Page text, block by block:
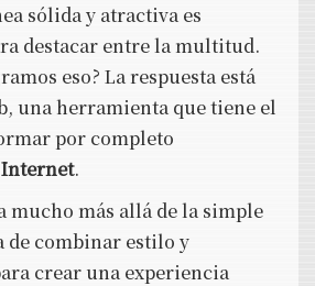
sólida y atractiva es
destacar entre la multitud.
eso? La respuesta está
una herramienta que tiene el
por completo
.
mucho más allá de la simple
de combinar estilo y
crear una experiencia